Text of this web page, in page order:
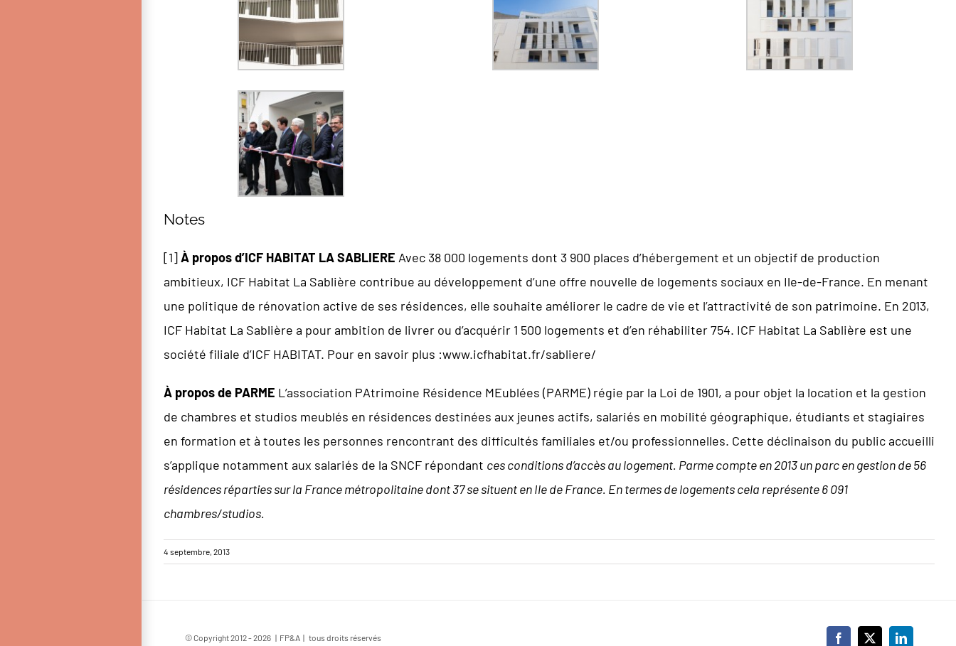
Notes
[1]À propos d’ICF HABITAT LA SABLIERE Avec 38 000 logements dont 3 900 places d’hébergement et un objectif de production
ambitieux, ICF Habitat La Sablière contribue au développement d’une offre nouvelle de logements sociaux en Ile-de-France. En menant
une politique de rénovation active de ses résidences, elle souhaite améliorer le cadre de vie et l’attractivité de son patrimoine. En 2013,
ICF Habitat La Sablière a pour ambition de livrer ou d’acquérir 1 500 logements et d’en réhabiliter 754. ICF Habitat La Sablière est une
société filiale d’ICF HABITAT. Pour en savoir plus :www.icfhabitat.fr/sabliere/
À propos de PARME L’association PAtrimoine Résidence MEublées (PARME) régie par la Loi de 1901, a pour objet la location et la gestion
de chambres et studios meublés en résidences destinées aux jeunes actifs, salariés en mobilité géographique, étudiants et stagiaires
en formation et à toutes les personnes rencontrant des difficultés familiales et/ou professionnelles. Cette déclinaison du public accueilli
s’applique notamment aux salariés de la SNCF répondant ces conditions d’accès au logement. Parme compte en 2013 un parc en gestion de 56
résidences réparties sur la France métropolitaine dont 37 se situent en Ile de France. En termes de logements cela représente 6 091
chambres/studios.
4 septembre, 2013
© Copyright 2012 -2026 | FP&A | tous droits réservés Facebook
X LinkedIn